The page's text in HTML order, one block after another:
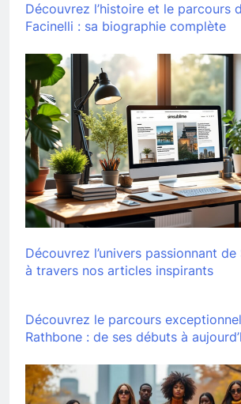
Découvrez l’histoire et le parcours
Facinelli : sa biographie complète
Découvrez l’univers passionnant
à travers nos articles inspirants
Découvrez le parcours
Rathbone : de ses débuts à